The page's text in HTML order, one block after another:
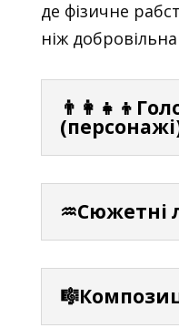
де фізичне
ніж
♒Сюжетні